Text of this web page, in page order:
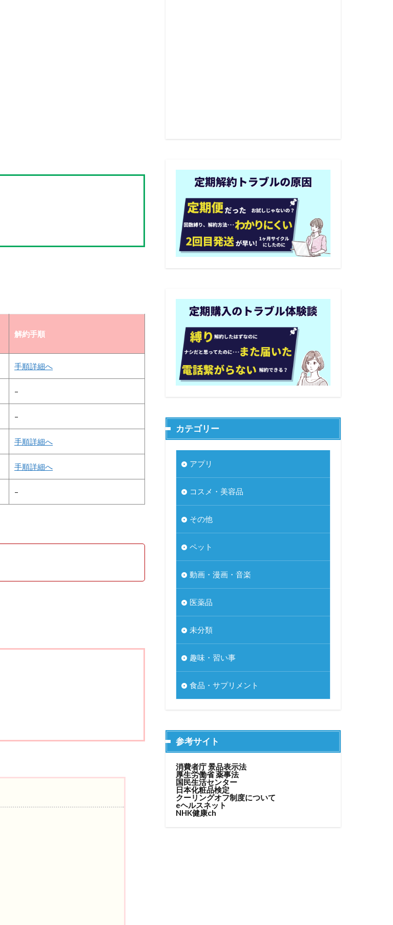
解約手順
手順詳細へ
–
–
手順詳細へ
手順詳細へ
–
カテゴリー
アプリ
コスメ・美容品
その他
ペット
動画・漫画・音楽
医薬品
未分類
趣味・習い事
食品・サプリメント
参考サイト
消費者庁 景品表示法
厚生労働省 薬事法
国民生活センター
日本化粧品検定
クーリングオフ制度について
eヘルスネット
NHK健康ch